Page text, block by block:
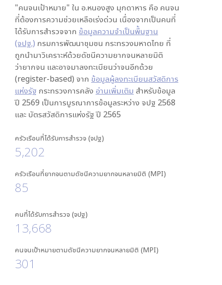
"คนจนเป้าหมาย" ใน อ.หนองสูง มุกดาหาร คือ คนจน
ที่ต้องการความช่วยเหลือเร่งด่วน เนื่องจากเป็นคนที่
ได้รับการสำรวจจาก ข้อมูลความจำเป็นพื้นฐาน
(จปฐ.) กรมการพัฒนาชุมชน กระทรวงมหาดไทย ที่
ถูกนำมาวิเคราะห์ด้วยดัชนีความยากจนหลายมิติ
ว่ายากจน และอาจมาลงทะเบียนว่าจนอีกด้วย
(register-based) จาก ข้อมูลผู้ลงทะเบียนสวัสดิการ
แห่งรัฐ กระทรวงการคลัง อ่านเพิ่มเติม สำหรับข้อมูล
ปี 2569 เป็นการบูรณาการข้อมูลระหว่าง จปฐ 2568
และ บัตรสวัสดิการแห่งรัฐ ปี 2565
ครัวเรือนที่ได้รับการสำรวจ (จปฐ)
5,202
ครัวเรือนที่ยากจนตามดัชนีความยากจนหลายมิติ (MPI)
85
คนที่ได้รับการสำรวจ (จปฐ)
13,668
คนจนเป้าหมายตามดัชนีความยากจนหลายมิติ (MPI)
301